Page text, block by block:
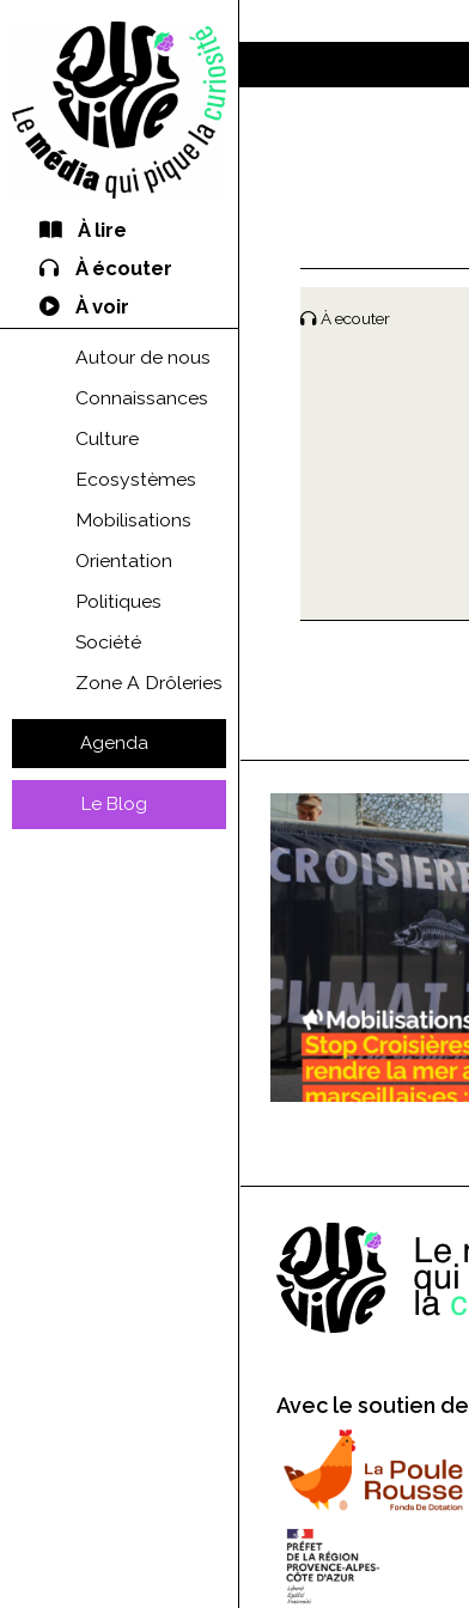
À lire
À écouter
À voir
Autour de nous
Connaissances
Culture
Ecosystèmes
Mobilisations
Orientation
Politiques
Société
Zone A Drôleries
Agenda
Le Blog
À ecouter
Avec le soutien de